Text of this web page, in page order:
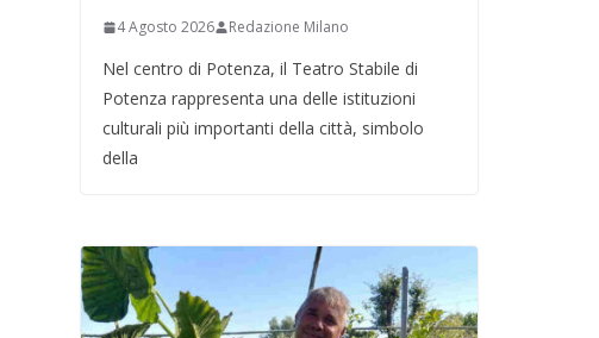
4 Agosto 2026 Redazione Milano
Nel centro di Potenza, il Teatro Stabile di
Potenza rappresenta una delle istituzioni
culturali più importanti della città, simbolo
della